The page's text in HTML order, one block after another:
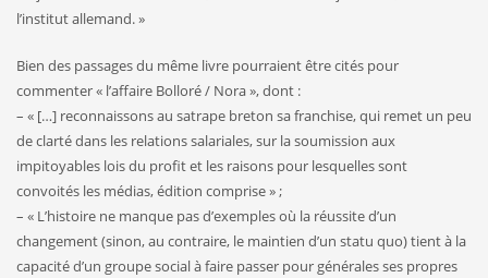
l’institut allemand. »
Bien des passages du même livre pourraient être cités pour
commenter « l’affaire Bolloré / Nora », dont :
– « […] reconnaissons au satrape breton sa franchise, qui remet un peu
de clarté dans les relations salariales, sur la soumission aux
impitoyables lois du profit et les raisons pour lesquelles sont
convoités les médias, édition comprise » ;
– « L’histoire ne manque pas d’exemples où la réussite d’un
changement (sinon, au contraire, le maintien d’un statu quo) tient à la
capacité d’un groupe social à faire passer pour générales ses propres